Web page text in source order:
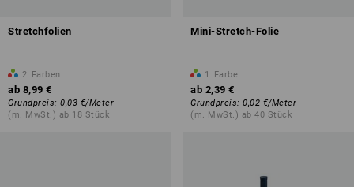
Stretchfolien
2 Farben
ab 8,99 €
Grundpreis: 0,03 €/Meter
(m. MwSt.) ab 18 Stück
Mini-Stretch-Folie
1 Farbe
ab 2,39 €
Grundpreis: 0,02 €/Meter
(m. MwSt.) ab 40 Stück